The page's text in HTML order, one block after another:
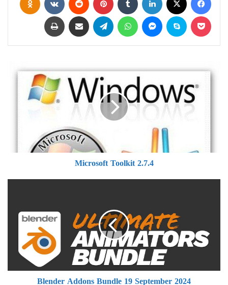
‫Pocket
سكايب ماسنجر واتساب تيلقرام مشاركة عبر البريد طباعة
Toolkit
Microsoft Toolkit 2.7.4
2024
Blender Addons Bundle 19 September 2024